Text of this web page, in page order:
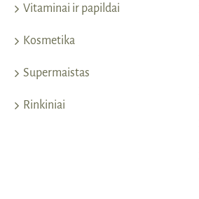
Vitaminai ir papildai
Kosmetika
Supermaistas
Rinkiniai